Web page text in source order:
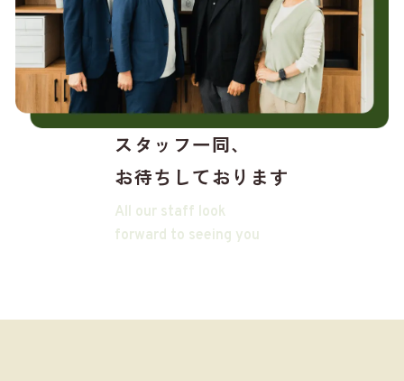
スタッフ一同、
お待ちしております
All our staff look
forward to seeing you